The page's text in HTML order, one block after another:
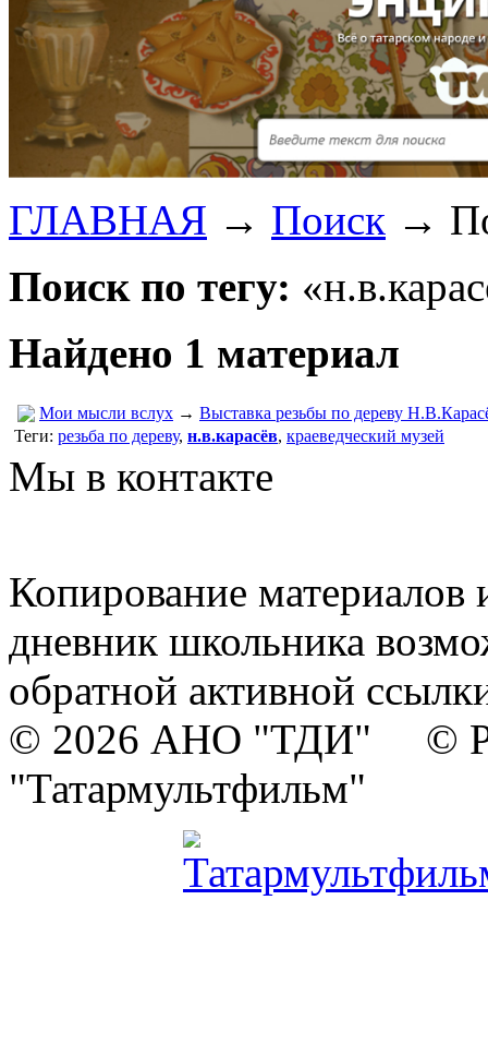
ГЛАВНАЯ → Поиск →
Поиск по тегу:
Найдено 1 материал
Мои мысли вслух → Выставка резьбы по дереву
Теги: резьба по дереву, н.в.карасёв, краеведческий музей
Мы в контакте
Копирование материалов
дневник школьника
обратной активной
© 2026 АНО "ТДИ" ©
"Татармультфильм"